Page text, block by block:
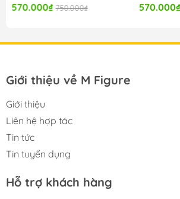
570.000₫ 750.000₫
570.000₫
Giới thiệu về M Figure
Giới thiệu
Liên hệ hợp tác
Tin tức
Tin tuyển dụng
Hỗ trợ khách hàng